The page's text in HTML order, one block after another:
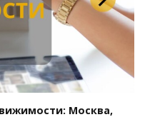
Москва,